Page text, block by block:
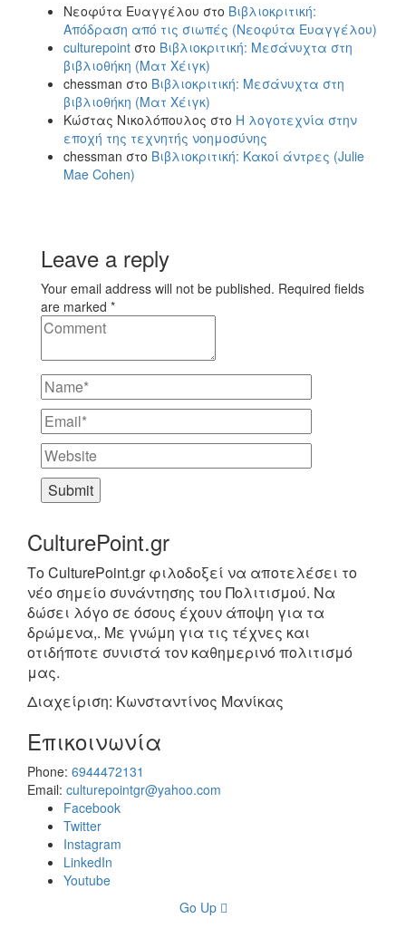
Νεοφύτα Ευαγγέλου στο Βιβλιοκριτική:
Απόδραση από τις σιωπές (Νεοφύτα Ευαγγέλου)
culturepoint στο Βιβλιοκριτική: Μεσάνυχτα στη
βιβλιοθήκη (Ματ Χέιγκ)
chessman στο Βιβλιοκριτική: Μεσάνυχτα στη
βιβλιοθήκη (Ματ Χέιγκ)
Κώστας Νικολόπουλος στο Η λογοτεχνία στην
εποχή της τεχνητής νοημοσύνης
chessman στο Βιβλιοκριτική: Κακοί άντρες (Julie
Mae Cohen)
Leave a reply
Your email address will not be published. Required fields
are marked *
CulturePoint.gr
Το CulturePoint.gr φιλοδοξεί να αποτελέσει το
νέο σημείο συνάντησης του Πολιτισμού. Να
δώσει λόγο σε όσους έχουν άποψη για τα
δρώμενα,. Με γνώμη για τις τέχνες και
οτιδήποτε συνιστά τον καθημερινό πολιτισμό
μας.
Διαχείριση: Κωνσταντίνος Μανίκας
Επικοινωνία
Phone: 6944472131
Email: culturepointgr@yahoo.com
Facebook
Twitter
Instagram
LinkedIn
Youtube
Go Up